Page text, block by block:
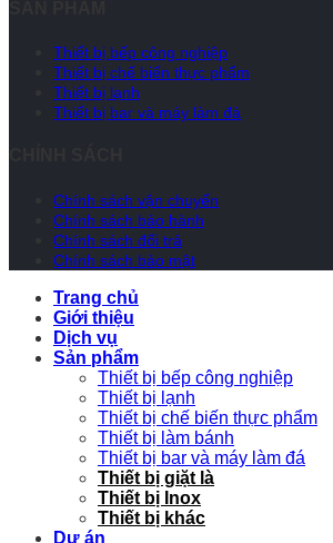
Thiết bị bếp công nghiệp
Thiết bị chế biến thực phẩm
Thiết bị lạnh
Thiết bị bar và máy làm đá
Chính sách vận chuyển
Chính sách bảo hành
Chính sách đổi trả
Chính sách bảo mật
Trang chủ
Giới thiệu
Dịch vụ
Sản phẩm
Thiết bị bếp công nghiệp
Thiết bị lạnh
Thiết bị chế biến thực phẩm
Thiết bị làm bánh
Thiết bị bar và máy làm đá
Thiết bị giặt là
Thiết bị Inox
Thiết bị khác
Dự án